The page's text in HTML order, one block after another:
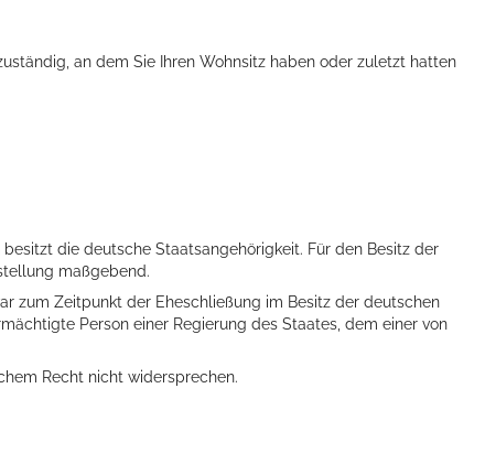
an dem Sie Ihren Wohnsitz haben oder zuletzt hatten
die deutsche Staatsangehörigkeit. Für den Besitz der
maßgebend.
zum Zeitpunkt der Eheschließung im Besitz der deutschen
Person einer Regierung des Staates, dem einer von
Recht nicht widersprechen.